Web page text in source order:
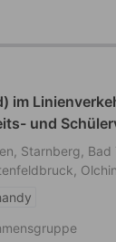
im
und
Starnberg, Bad